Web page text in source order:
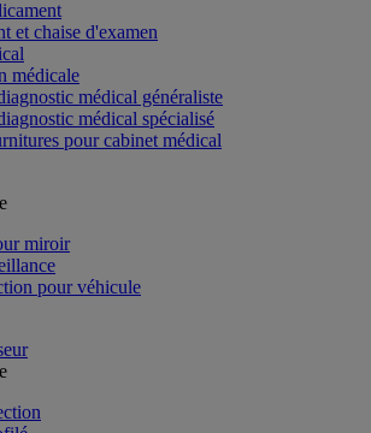
et chaise d'examen
médicale
médical généraliste
médical spécialisé
miroir
pour véhicule